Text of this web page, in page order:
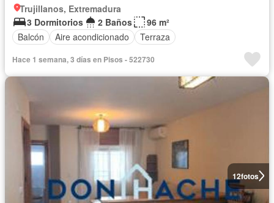
Trujillanos, Extremadura
3 Dormitorios
2 Baños
96 m²
Balcón
Aire acondicionado Terraza
Hace 1 semana, 3 días en Pisos - 522730
12fotos